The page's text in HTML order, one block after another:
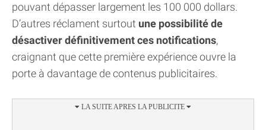
pouvant dépasser largement les 100 000 dollars.
D’autres réclament surtout une possibilité de
désactiver définitivement ces notifications,
craignant que cette première expérience ouvre la
porte à davantage de contenus publicitaires.